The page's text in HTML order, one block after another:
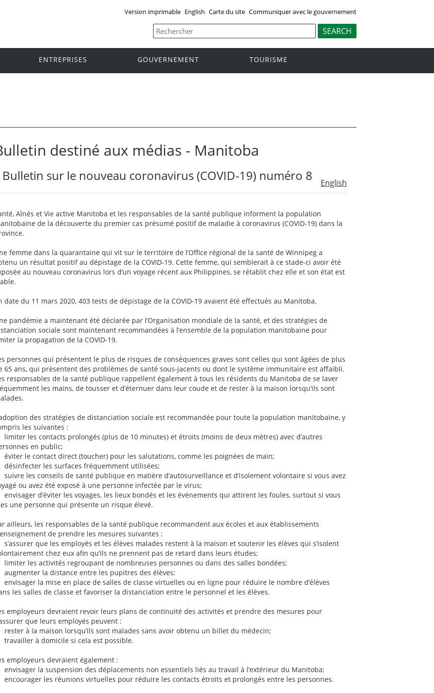
Version imprimable English Carte du site Communiquer avec le gouvernement
ENTREPRISES GOUVERNEMENT TOURISME
destiné aux médias - Manitoba
English
Bulletin sur le nouveau coronavirus (COVID-19) numéro 8
Aînés et Vie active Manitoba et les responsables de la santé publique informent la population
de la découverte du premier cas présumé positif de maladie à coronavirus (COVID-19) dans la
femme dans la quarantaine qui vit sur le territoire de l’Office régional de la santé de Winnipeg a
un résultat positif au dépistage de la COVID-19. Cette femme, qui semblerait à ce stade-ci avoir été
au nouveau coronavirus lors d’un voyage récent aux Philippines, se rétablit chez elle et son état est
date du 11 mars 2020, 403 tests de dépistage de la COVID-19 avaient été effectués au Manitoba.
pandémie a maintenant été déclarée par l’Organisation mondiale de la santé, et des stratégies de
sociale sont maintenant recommandées à l’ensemble de la population manitobaine pour
la propagation de la COVID-19.
personnes qui présentent le plus de risques de conséquences graves sont celles qui sont âgées de plus
65 ans, qui présentent des problèmes de santé sous-jacents ou dont le système immunitaire est affaibli.
responsables de la santé publique rappellent également à tous les résidents du Manitoba de se laver
les mains, de tousser et d’éternuer dans leur coude et de rester à la maison lorsqu’ils sont
des stratégies de distanciation sociale est recommandée pour toute la population manitobaine, y
les suivantes :
les contacts prolongés (plus de 10 minutes) et étroits (moins de deux mètres) avec d’autres
en public;
le contact direct (toucher) pour les salutations, comme les poignées de main;
les surfaces fréquemment utilisées;
les conseils de santé publique en matière d’autosurveillance et d’isolement volontaire si vous avez
ou avez été exposé à une personne infectée par le virus;
d’éviter les voyages, les lieux bondés et les événements qui attirent les foules, surtout si vous
une personne qui présente un risque élevé.
ailleurs, les responsables de la santé publique recommandent aux écoles et aux établissements
de prendre les mesures suivantes :
que les employés et les élèves malades restent à la maison et soutenir les élèves qui s’isolent
chez eux afin qu’ils ne prennent pas de retard dans leurs études;
les activités regroupant de nombreuses personnes ou dans des salles bondées;
la distance entre les pupitres des élèves;
la mise en place de salles de classe virtuelles ou en ligne pour réduire le nombre d’élèves
les salles de classe et favoriser la distanciation entre le personnel et les élèves.
employeurs devraient revoir leurs plans de continuité des activités et prendre des mesures pour
que leurs employés peuvent :
à la maison lorsqu’ils sont malades sans avoir obtenu un billet du médecin;
à domicile si cela est possible.
employeurs devraient également :
la suspension des déplacements non essentiels liés au travail à l’extérieur du Manitoba;
les réunions virtuelles pour réduire les contacts étroits et prolongés entre les personnes.